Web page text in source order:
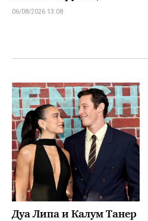
06/08/2026 13:08
Дуа Липа и Калум Танер